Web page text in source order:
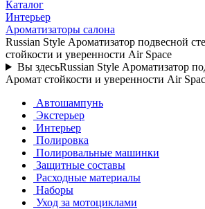
Каталог
Интерьер
Ароматизаторы салона
Russian Style Ароматизатор подвесной
стойкости и уверенности Air Space
Вы здесьRussian Style Ароматизатор
Аромат стойкости и уверенности Air
Автошампунь
Экстерьер
Интерьер
Полировка
Полировальные машинки
Защитные составы
Расходные материалы
Наборы
Уход за мотоциклами